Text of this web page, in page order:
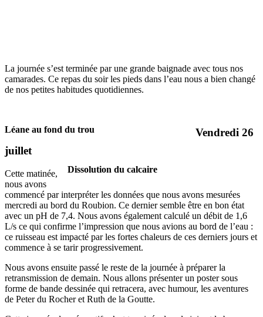
La journée s’est terminée par une grande baignade avec tous nos
camarades. Ce repas du soir les pieds dans l’eau nous a bien changé
de nos petites habitudes quotidiennes.
Léane au fond du trou
Dissolution du calcaire
Vendredi 26
juillet
Cette matinée,
nous avons
commencé par interpréter les données que nous avons mesurées
mercredi au bord du Roubion. Ce dernier semble être en bon état
avec un pH de 7,4. Nous avons également calculé un débit de 1,6
L/s ce qui confirme l’impression que nous avions au bord de l’eau :
ce ruisseau est impacté par les fortes chaleurs de ces derniers jours et
commence à se tarir progressivement.
Nous avons ensuite passé le reste de la journée à préparer la
retransmission de demain. Nous allons présenter un poster sous
forme de bande dessinée qui retracera, avec humour, les aventures
de Peter du Rocher et Ruth de la Goutte.